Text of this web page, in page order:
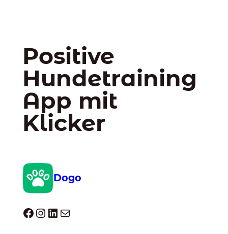
Positive
Hundetraining
App mit
Klicker
Dogo
Dogo facebook InstagramLinkedIn E-Mail